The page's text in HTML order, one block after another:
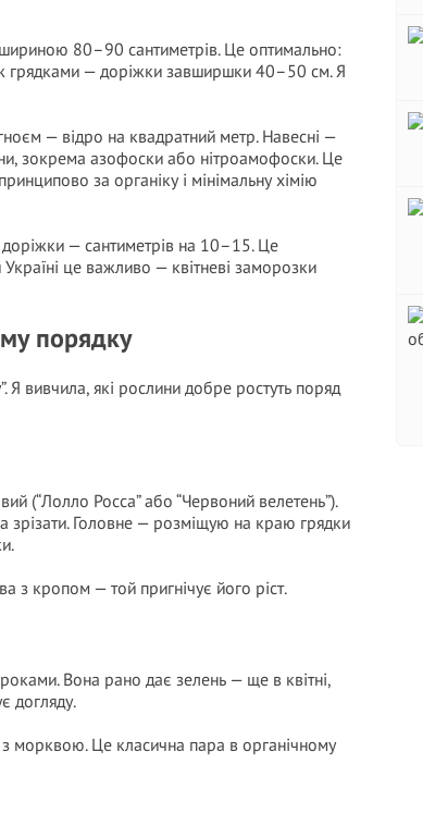
шириною 80–90 сантиметрів. Це оптимально:
грядками — доріжки завширшки 40–50 см. Я
— відро на квадратний метр. Навесні —
зокрема азофоски або нітроамофоски. Це
за органіку і мінімальну хімію
— сантиметрів на 10–15. Це
це важливо — квітневі заморозки
порядку
Я вивчила, які рослини добре ростуть поряд
(“Лолло Росса” або “Червоний велетень”).
Головне — розміщую на краю грядки
з кропом — той пригнічує його ріст.
Вона рано дає зелень — ще в квітні,
догляду.
морквою. Це класична пара в органічному